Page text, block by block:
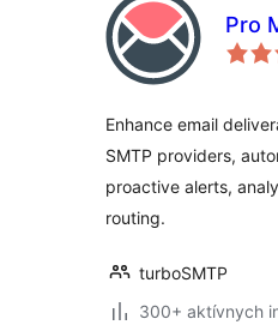
Pro
Enhance email
SMTP providers,
proactive alerts,
routing.
turboSMTP
300+ aktívnych